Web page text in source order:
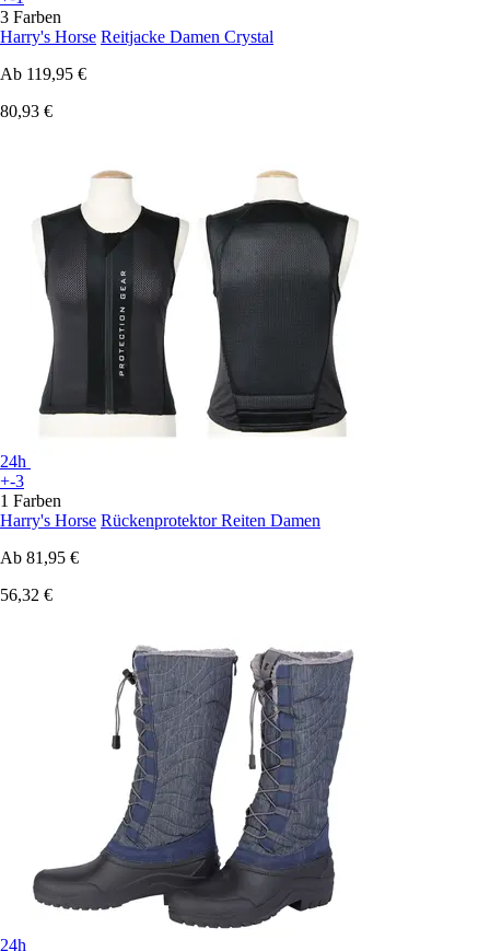
3 Farben
Harry's Horse Reitjacke Damen Crystal
Ab 119,95 €
80,93 €
24h
+-3
1 Farben
Harry's Horse Rückenprotektor Reiten Damen
Ab 81,95 €
56,32 €
24h